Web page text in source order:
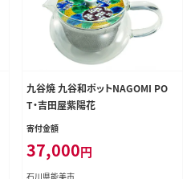
九谷焼 九谷和ポットNAGOMI PO
T・吉田屋紫陽花
寄付金額
37,000円
石川県能美市